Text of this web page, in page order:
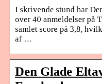
I skrivende stund har
over 40 anmeldelser på
samlet score på 3,8,
af …
Den Glade